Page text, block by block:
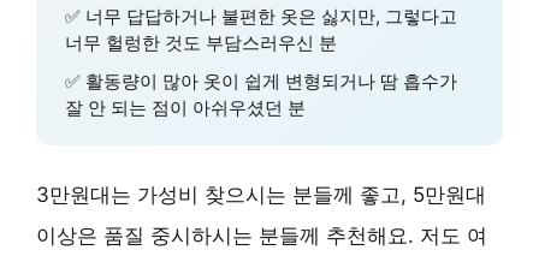
✅ 너무 답답하거나 불편한 옷은 싫지만, 그렇다고
너무 헐렁한 것도 부담스러우신 분
✅ 활동량이 많아 옷이 쉽게 변형되거나 땀 흡수가
잘 안 되는 점이 아쉬우셨던 분
3만원대는 가성비 찾으시는 분들께 좋고, 5만원대
이상은 품질 중시하시는 분들께 추천해요. 저도 여